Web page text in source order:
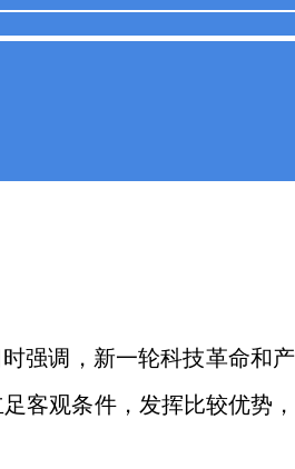
强调，新一轮科技革命和产
客观条件，发挥比较优势，